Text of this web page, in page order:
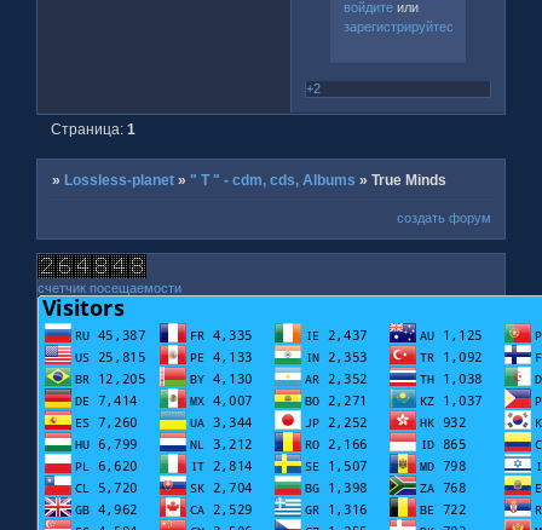
войдитеили
зарегистрируйтесь
+2
Страница:1
»Lossless-planet » " T " - cdm, cds, Albums »True Minds
создать форум
счетчик посещаемости